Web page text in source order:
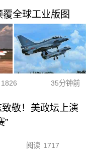
覆全球工业版图
1826 35分钟前
敬！美政坛上演
”
阅读 1717